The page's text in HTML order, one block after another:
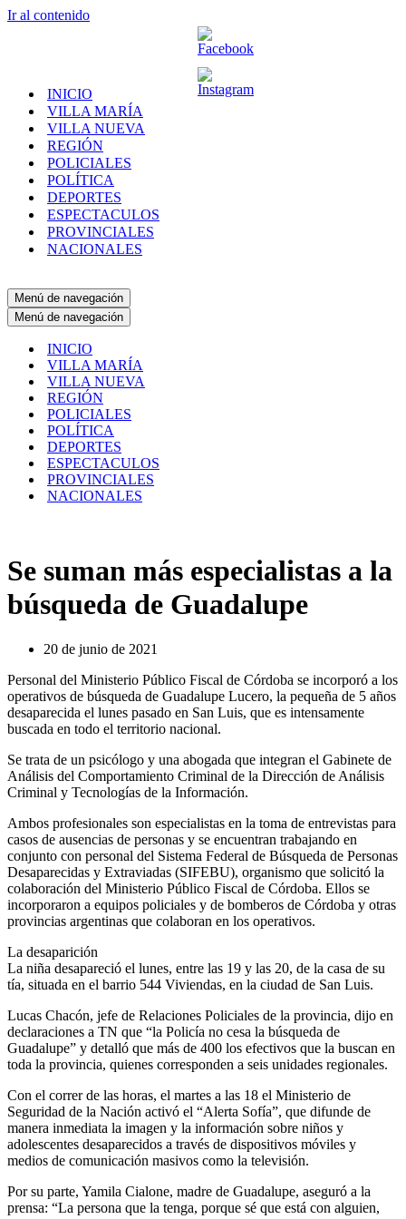
Ir al contenido
INICIO
VILLA MARÍA
VILLA NUEVA
REGIÓN
POLICIALES
POLÍTICA
DEPORTES
ESPECTACULOS
PROVINCIALES
NACIONALES
Menú de navegación
Menú de navegación
INICIO
VILLA MARÍA
VILLA NUEVA
REGIÓN
POLICIALES
POLÍTICA
DEPORTES
ESPECTACULOS
PROVINCIALES
NACIONALES
Se suman más especialistas a la
búsqueda de Guadalupe
20 de junio de 2021
Personal del Ministerio Público Fiscal de Córdoba se incorporó a los
operativos de búsqueda de Guadalupe Lucero, la pequeña de 5 años
desaparecida el lunes pasado en San Luis, que es intensamente
buscada en todo el territorio nacional.
Se trata de un psicólogo y una abogada que integran el Gabinete de
Análisis del Comportamiento Criminal de la Dirección de Análisis
Criminal y Tecnologías de la Información.
Ambos profesionales son especialistas en la toma de entrevistas para
casos de ausencias de personas y se encuentran trabajando en
conjunto con personal del Sistema Federal de Búsqueda de Personas
Desaparecidas y Extraviadas (SIFEBU), organismo que solicitó la
colaboración del Ministerio Público Fiscal de Córdoba. Ellos se
incorporaron a equipos policiales y de bomberos de Córdoba y otras
provincias argentinas que colaboran en los operativos.
La desaparición
La niña desapareció el lunes, entre las 19 y las 20, de la casa de su
tía, situada en el barrio 544 Viviendas, en la ciudad de San Luis.
Lucas Chacón, jefe de Relaciones Policiales de la provincia, dijo en
declaraciones a TN que “la Policía no cesa la búsqueda de
Guadalupe” y detalló que más de 400 los efectivos que la buscan en
toda la provincia, quienes corresponden a seis unidades regionales.
Con el correr de las horas, el martes a las 18 el Ministerio de
Seguridad de la Nación activó el “Alerta Sofía”, que difunde de
manera inmediata la imagen y la información sobre niños y
adolescentes desaparecidos a través de dispositivos móviles y
medios de comunicación masivos como la televisión.
Por su parte, Yamila Cialone, madre de Guadalupe, aseguró a la
prensa: “La persona que la tenga, porque sé que está con alguien,